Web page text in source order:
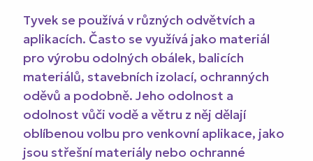
Tyvek se používá v různých odvětvích a
aplikacích. Často se využívá jako materiál
pro výrobu odolných obálek, balicích
materiálů, stavebních izolací, ochranných
oděvů a podobně. Jeho odolnost a
odolnost vůči vodě a větru z něj dělají
oblíbenou volbu pro venkovní aplikace, jako
jsou střešní materiály nebo ochranné